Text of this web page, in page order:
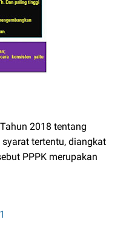
2018 tentang
tertentu, diangkat
PPPK merupakan